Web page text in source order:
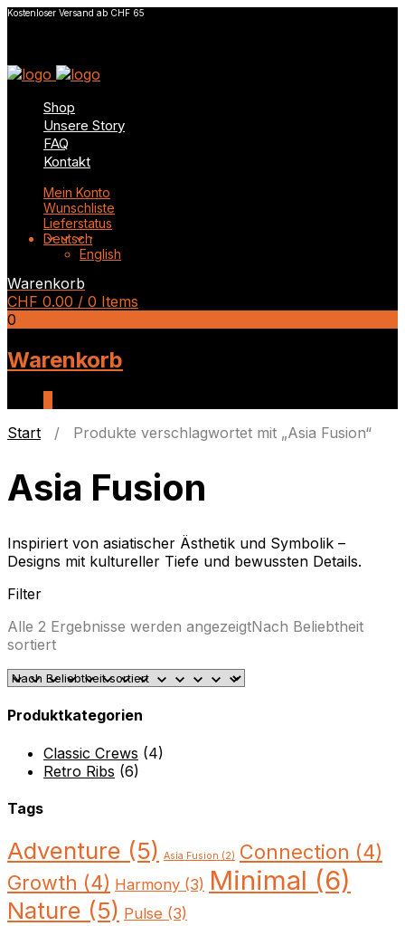
Kostenloser Versand ab CHF 65
Shop
Unsere Story
FAQ
Kontakt
Mein Konto
Wunschliste
Lieferstatus
Deutsch
English
Warenkorb
CHF 0.00 / 0 Items
0
Warenkorb
Start / Produkte verschlagwortet mit „Asia Fusion“
Asia Fusion
Inspiriert von asiatischer Ästhetik und Symbolik –
Designs mit kultureller Tiefe und bewussten Details.
Filter
Alle 2 Ergebnisse werden angezeigtNach Beliebtheit
sortiert
Produktkategorien
Classic Crews (4)
Retro Ribs (6)
Tags
Adventure (5) Asia Fusion (2) Connection (4)
Growth (4) Harmony (3) Minimal (6)
Nature (5) Pulse (3)